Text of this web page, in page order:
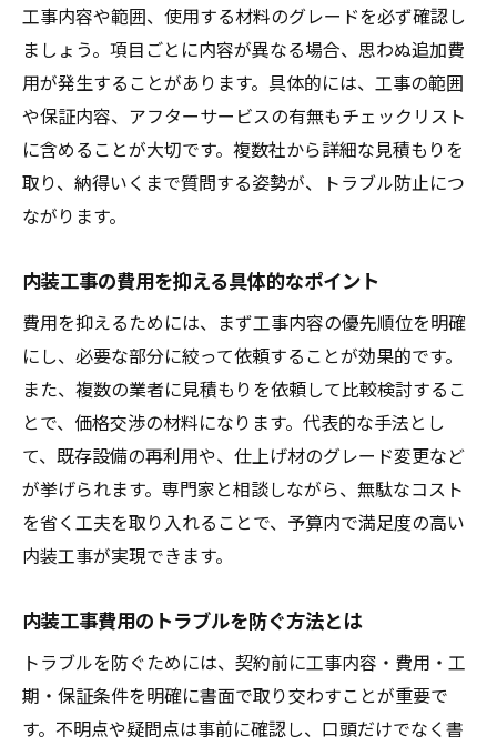
工事内容や範囲、使用する材料のグレードを必ず確認し
ましょう。項目ごとに内容が異なる場合、思わぬ追加費
用が発生することがあります。具体的には、工事の範囲
や保証内容、アフターサービスの有無もチェックリスト
に含めることが大切です。複数社から詳細な見積もりを
取り、納得いくまで質問する姿勢が、トラブル防止につ
ながります。
内装工事の費用を抑える具体的なポイント
費用を抑えるためには、まず工事内容の優先順位を明確
にし、必要な部分に絞って依頼することが効果的です。
また、複数の業者に見積もりを依頼して比較検討するこ
とで、価格交渉の材料になります。代表的な手法とし
て、既存設備の再利用や、仕上げ材のグレード変更など
が挙げられます。専門家と相談しながら、無駄なコスト
を省く工夫を取り入れることで、予算内で満足度の高い
内装工事が実現できます。
内装工事費用のトラブルを防ぐ方法とは
トラブルを防ぐためには、契約前に工事内容・費用・工
期・保証条件を明確に書面で取り交わすことが重要で
す。不明点や疑問点は事前に確認し、口頭だけでなく書